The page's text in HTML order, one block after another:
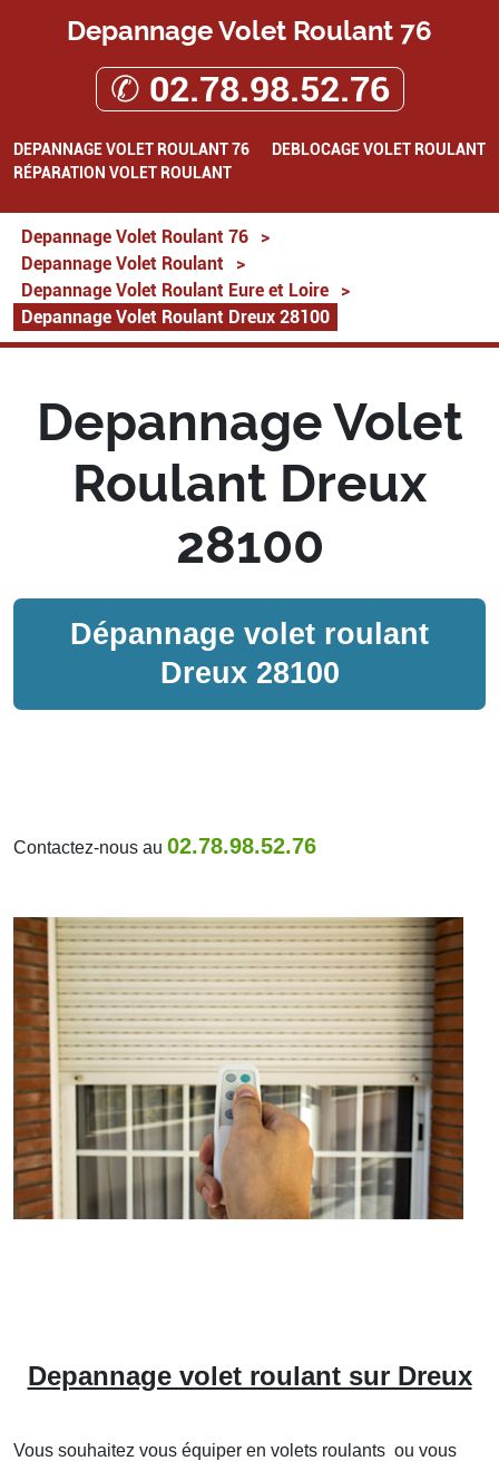
Depannage Volet Roulant 76
✆ 02.78.98.52.76
DEPANNAGE VOLET ROULANT 76
DEBLOCAGE VOLET ROULANT
RÉPARATION VOLET ROULANT
Depannage Volet Roulant 76
>
Depannage Volet Roulant
>
Depannage Volet Roulant Eure et Loire
>
Depannage Volet Roulant Dreux 28100
Depannage Volet
Roulant Dreux
28100
Dépannage volet roulant
Dreux 28100
Contactez-nous au 02.78.98.52.76
Depannage volet roulant sur Dreux
Vous souhaitez vous équiper en volets roulants ou vous